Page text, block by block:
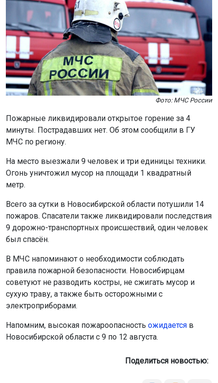
Фото: МЧС России
Пожарные ликвидировали открытое горение за 4
минуты. Пострадавших нет. Об этом сообщили в ГУ
МЧС по региону.
На место выезжали 9 человек и три единицы техники.
Огонь уничтожил мусор на площади 1 квадратный
метр.
Всего за сутки в Новосибирской области потушили 14
пожаров. Спасатели также ликвидировали последствия
9 дорожно-транспортных происшествий, один человек
был спасён.
В МЧС напоминают о необходимости соблюдать
правила пожарной безопасности. Новосибирцам
советуют не разводить костры, не сжигать мусор и
сухую траву, а также быть осторожными с
электроприборами.
Напомним, высокая пожароопасность ожидается в
Новосибирской области с 9 по 12 августа.
Поделиться новостью: